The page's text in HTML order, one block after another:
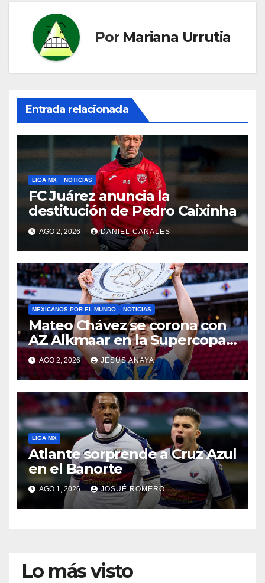
Por Mariana Urrutia
Entrada relacionada
LIGA MX NOTICIAS
FC Juárez anuncia la
destitución de Pedro Caixinha
AGO 2, 2026 DANIEL CANALES
MEXICANOS POR EL MUNDO NOTICIAS
Mateo Chávez se corona con
AZ Alkmaar en la Supercopa
de Países Bajos
AGO 2, 2026 JESÚS ANAYA
LIGA MX
Atlante sorprende a Cruz Azul
en el Banorte
AGO 1, 2026 JOSUÉ ROMERO
Lo más visto